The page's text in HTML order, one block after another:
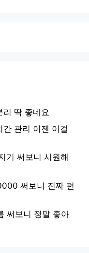
리 딱 좋네요
관리 이젠 이걸
기 써보니 시원해
써보니 진짜 편
써보니 정말 좋아